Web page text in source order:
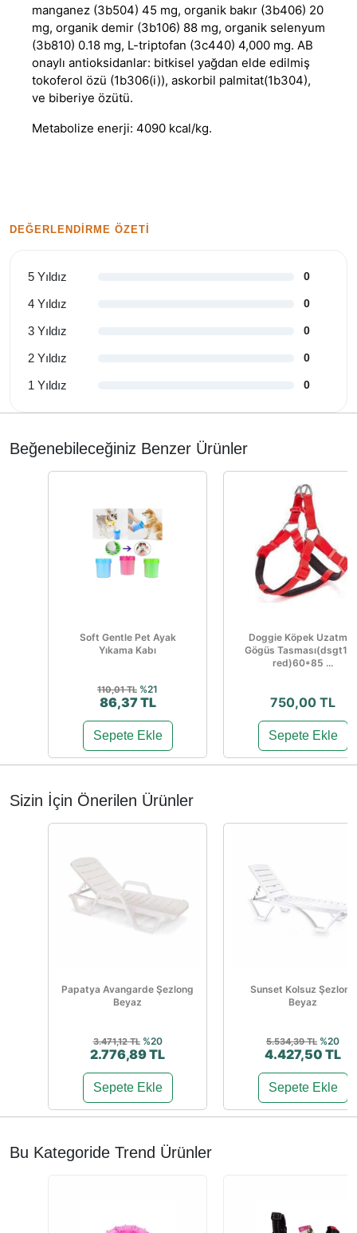
manganez (3b504) 45 mg, organik bakır (3b406) 20
mg, organik demir (3b106) 88 mg, organik selenyum
(3b810) 0.18 mg, L-triptofan (3c440) 4,000 mg. AB
onaylı antioksidanlar: bitkisel yağdan elde edilmiş
tokoferol özü (1b306(i)), askorbil palmitat(1b304),
ve biberiye özütü.
Metabolize enerji: 4090 kcal/kg.
DEĞERLENDIRME ÖZETI
5 Yıldız 0
4 Yıldız 0
3 Yıldız 0
2 Yıldız 0
1 Yıldız 0
Beğenebileceğiniz Benzer Ürünler
Soft Gentle Pet Ayak
Yıkama Kabı
110,01 TL %21
86,37 TL
Sepete Ekle
Doggie Köpek Uzatma-
Gögüs
red)60*85 ...
750,00 TL
Sepete Ekle
Sizin İçin Önerilen Ürünler
Papatya Avangarde Şezlong
Beyaz
3.471,12 TL %20
2.776,89 TL
Sepete Ekle
Sunset Kolsuz Şezlong
Beyaz
5.534,39 TL %20
4.427,50 TL
Sepete Ekle
Bu Kategoride Trend Ürünler